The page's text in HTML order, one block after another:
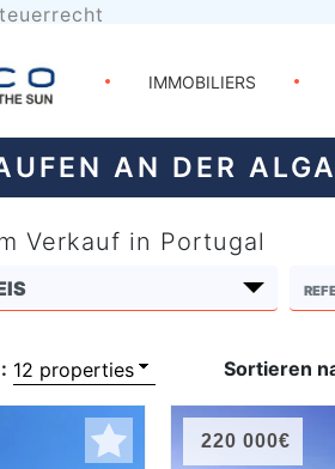
IMMOBILIERS
AN DER
Verkauf in Portugal
Sortieren
220 000€